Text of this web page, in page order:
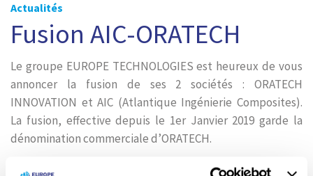
Actualités
Fusion AIC-ORATECH
Le groupe EUROPE TECHNOLOGIES est heureux de vous
annoncer la fusion de ses 2 sociétés : ORATECH
INNOVATION et AIC (Atlantique Ingénierie Composites).
La fusion, effective depuis le 1er Janvier 2019 garde la
dénomination commerciale d’ORATECH.
Cette rationalisation, évidente au vu des nombreuses